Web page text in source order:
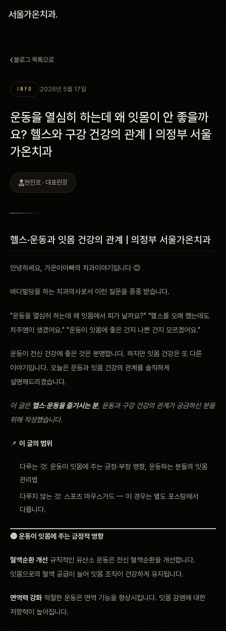
서울가온치과.
의료진
예약 안내
비포 애프터
공지사항
치과 백과사전
자주 묻는 질문
회원가입 / 로그인
블로그 목록으로
INFO 2026년 5월 17일
운동을 열심히 하는데 왜 잇몸이 안 좋을까
요? 헬스와 구강 건강의 관계 | 의정부 서울
가온치과
현진호 · 대표원장
헬스·운동과 잇몸 건강의 관계 | 의정부 서울가온치과
안녕하세요, 가온이아빠의 치과이야기입니다 😊
바디빌딩을 하는 치과의사로서 이런 질문을 종종 받습니다.
"운동을 열심히 하는데 왜 잇몸에서 피가 날까요?" "헬스를 오래 했는데도
치주염이 생겼어요." "운동이 잇몸에 좋은 건지 나쁜 건지 모르겠어요."
운동이 전신 건강에 좋은 것은 분명합니다. 하지만 잇몸 건강은 또 다른
이야기입니다. 오늘은 운동과 잇몸 건강의 관계를 솔직하게
설명해드리겠습니다.
이 글은 헬스·운동을 즐기시는 분, 운동과 구강 건강의 관계가 궁금하신 분을
위해 작성했습니다.
📌 이 글의 범위
다루는 것: 운동이 잇몸에 주는 긍정·부정 영향, 운동하는 분들의 잇몸
관리법
다루지 않는 것: 스포츠 마우스가드 — 이 경우는 별도 포스팅에서
다룹니다.
🔴 운동이 잇몸에 주는 긍정적 영향
혈액순환 개선 규칙적인 유산소 운동은 전신 혈액순환을 개선합니다.
잇몸으로의 혈액 공급이 늘어 잇몸 조직이 건강하게 유지됩니다.
면역력 강화 적절한 운동은 면역 기능을 향상시킵니다. 잇몸 감염에 대한
저항력이 높아집니다.